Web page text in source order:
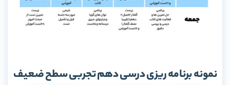
نمونه برنامه ریزی درسی دهم تجربی سطح ضعیف